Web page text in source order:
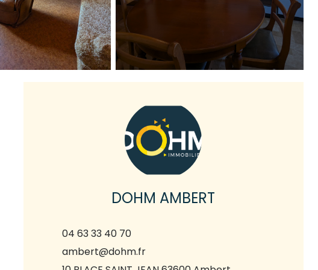
DOHM AMBERT
04 63 33 40 70
ambert@dohm.fr